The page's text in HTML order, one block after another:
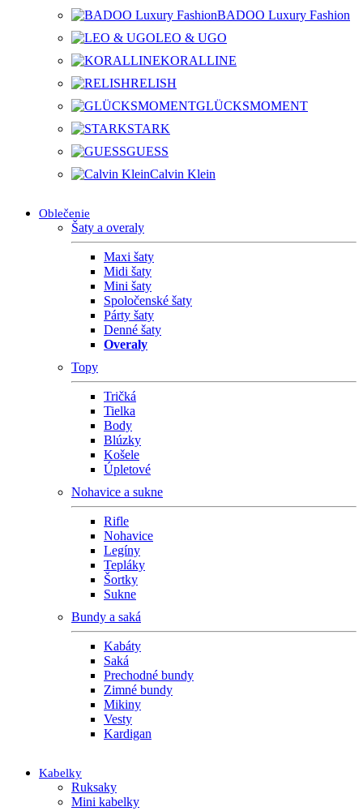
BADOO Luxury Fashion
LEO & UGO
KORALLINE
RELISH
GLÜCKSMOMENT
STARK
GUESS
Calvin Klein
Oblečenie
Šaty a overaly
Maxi šaty
Midi šaty
Mini šaty
Spoločenské šaty
Párty šaty
Denné šaty
Overaly
Topy
Tričká
Tielka
Body
Blúzky
Košele
Úpletové
Nohavice a sukne
Rifle
Nohavice
Legíny
Tepláky
Šortky
Sukne
Bundy a saká
Kabáty
Saká
Prechodné bundy
Zimné bundy
Mikiny
Vesty
Kardigan
Kabelky
Ruksaky
Mini kabelky